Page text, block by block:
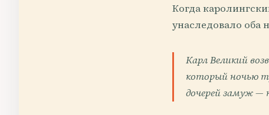
Когда
унаследовало оба
Карл Великий
который ночью
дочерей замуж —